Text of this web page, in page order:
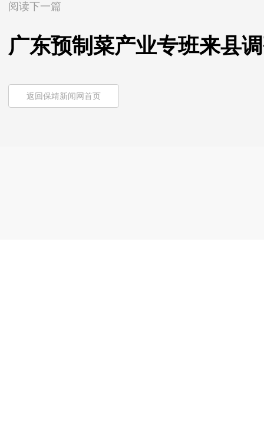
阅读下一篇
广东预制菜产业专班来县
返回保靖新闻网首页